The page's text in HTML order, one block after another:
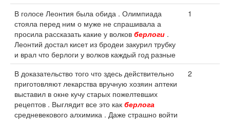
В голосе Леонтия была обида . Олимпиада
стояла перед ним о муже не спрашивала а
просила рассказать какие у волков берлоги .
Леонтий достал кисет из бродеи закурил трубку
и врал что берлоги у волков каждый год разные
1
В доказательство того что здесь действительно
приготовляют лекарства вручную хозяин аптеки
выставил в окне кучу старых пожелтевших
рецептов . Выглядит все это как берлога
средневекового алхимика . Даже страшно войти
2